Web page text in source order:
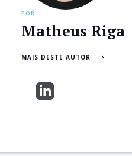
POR
Matheus Riga
MAIS DESTE AUTOR